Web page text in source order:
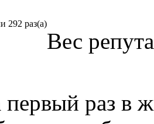
292 раз(а)
Вес
первый раз в